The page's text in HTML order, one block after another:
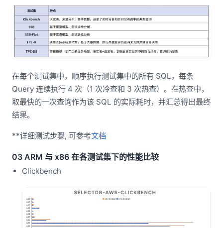
在每个测试集中，顺序执行测试集中的所有 SQL，每条
Query 连续执行 4 次（1 次冷查和 3 次热查）。在热查中，
取最快的一次查询作为该 SQL 的实际耗时，并汇总得出最终
结果。
**详细测试步骤, 可参考文档
03 ARM 与 x86 在各测试集下的性能比较
Clickbench